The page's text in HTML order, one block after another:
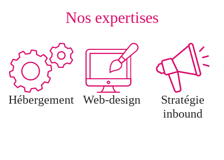
Nos expertises
Hébergement Web-design
Stratégie
inbound